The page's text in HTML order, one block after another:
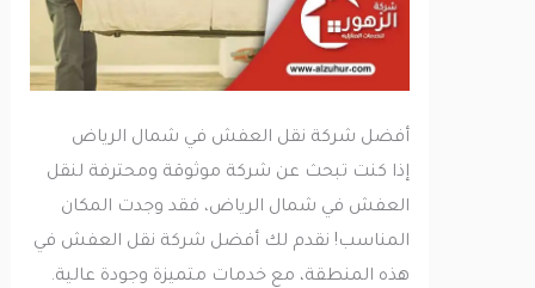
أفضل شركة نقل العفش في شمال الرياض
إذا كنت تبحث عن شركة موثوقة ومحترفة لنقل
العفش في شمال الرياض، فقد وجدت المكان
المناسب! نقدم لك أفضل شركة نقل العفش في
هذه المنطقة، مع خدمات متميزة وجودة عالية.